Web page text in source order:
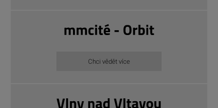
Chci vědět více